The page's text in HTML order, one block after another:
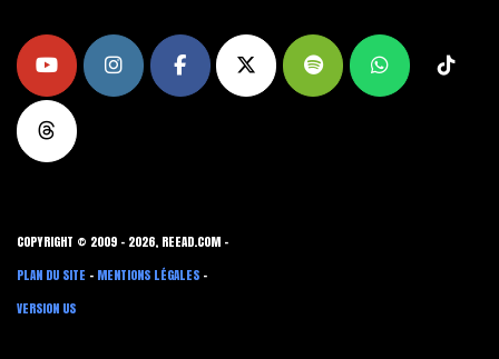
COPYRIGHT © 2009 - 2026, REEAD.COM -
PLAN DU SITE - MENTIONS LÉGALES -
VERSION US